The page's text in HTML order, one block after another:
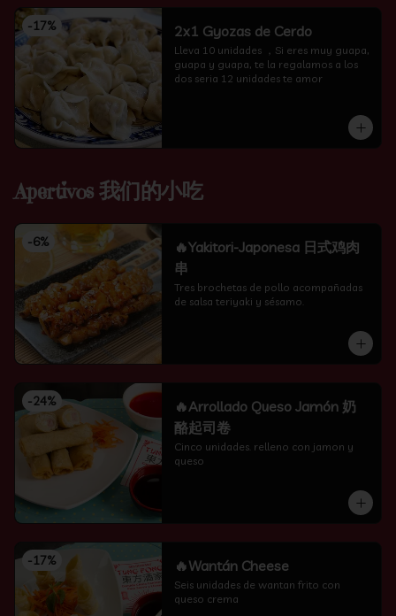
-17% 2x1 Gyozas de Cerdo
Lleva 10 unidades ，Si eres muy guapa,
guapa y guapa, te la regalamos a los
dos seria 12 unidades te amor
Apertivos 我们的小吃
-6%
🔥Yakitori-Japonesa 日式鸡肉
串
Tres brochetas de pollo acompañadas
de salsa teriyaki y sésamo.
-24%
🔥Arrollado Queso Jamón 奶
酪起司卷
Cinco unidades. relleno con jamon y
queso
-17% 🔥Wantán Cheese
Seis unidades de wantan frito con
queso crema